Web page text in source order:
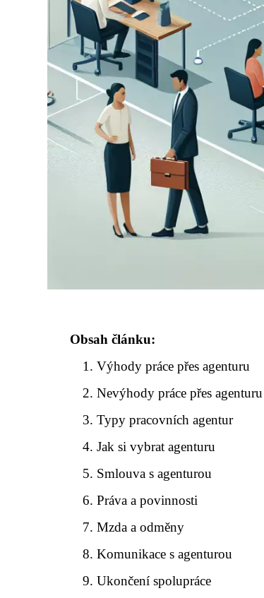
Obsah článku:
Výhody práce přes agenturu
Nevýhody práce přes agenturu
Typy pracovních agentur
Jak si vybrat agenturu
Smlouva s agenturou
Práva a povinnosti
Mzda a odměny
Komunikace s agenturou
Ukončení spolupráce